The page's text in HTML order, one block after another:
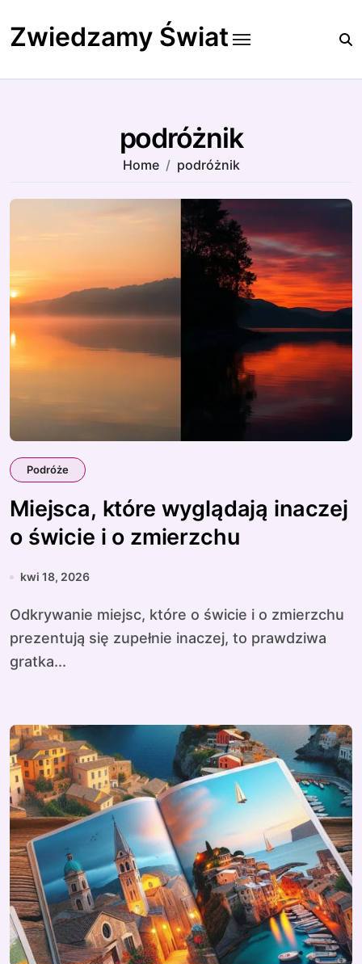
to
content
Zwiedzamy Świat
podróżnik
Home podróżnik
Podróże
Miejsca, które wyglądają inaczej
o świcie i o zmierzchu
kwi 18, 2026
Odkrywanie miejsc, które o świcie i o zmierzchu
prezentują się zupełnie inaczej, to prawdziwa
gratka...